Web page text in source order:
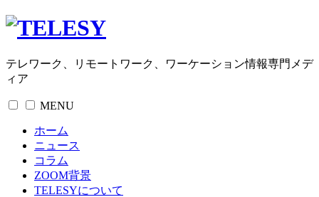
テレワーク、リモートワーク、ワーケーション情報専門メデ
ィア
MENU
ホーム
ニュース
コラム
ZOOM背景
TELESYについて